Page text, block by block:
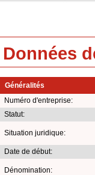
Données
Généralités
Numéro d'entreprise:
Statut:
Situation juridique:
Date de début:
Dénomination: